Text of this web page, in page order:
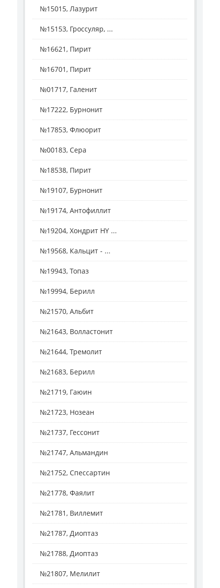
№15015, Лазурит
№15153, Гроссуляр, ...
№16621, Пирит
№16701, Пирит
№01717, Галенит
№17222, Бурнонит
№17853, Флюорит
№00183, Сера
№18538, Пирит
№19107, Бурнонит
№19174, Антофиллит
№19204, Хондрит HY ...
№19568, Кальцит - ...
№19943, Топаз
№19994, Берилл
№21570, Альбит
№21643, Волластонит
№21644, Тремолит
№21683, Берилл
№21719, Гаюин
№21723, Нозеан
№21737, Гессонит
№21747, Альмандин
№21752, Спессартин
№21778, Фаялит
№21781, Виллемит
№21787, Диоптаз
№21788, Диоптаз
№21807, Мелилит